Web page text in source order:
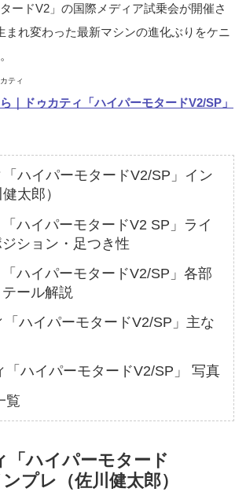
ードV2」の国際メディア試乗会が開催さ
まれ変わった最新マシンの進化ぶりをケニ
ティ
ドゥカティ「ハイパーモタードV2/SP」
「ハイパーモタードV2/SP」イン
太郎）
「ハイパーモタードV2 SP」ライ
ション・足つき性
「ハイパーモタードV2/SP」各部
ール解説
「ハイパーモタードV2/SP」主な
「ハイパーモタードV2/SP」 写真
覧
「ハイパーモタード
プレ（佐川健太郎）